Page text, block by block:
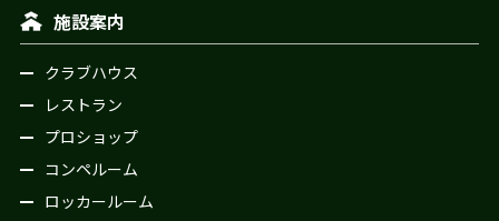
施設案内
クラブハウス
レストラン
プロショップ
コンペルーム
ロッカールーム